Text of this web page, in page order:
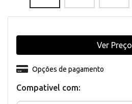
Compativel com:
Opções de pagamento
Ver Preço